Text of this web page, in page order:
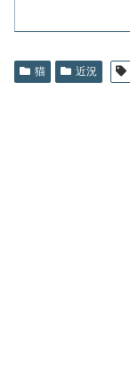
猫 近況